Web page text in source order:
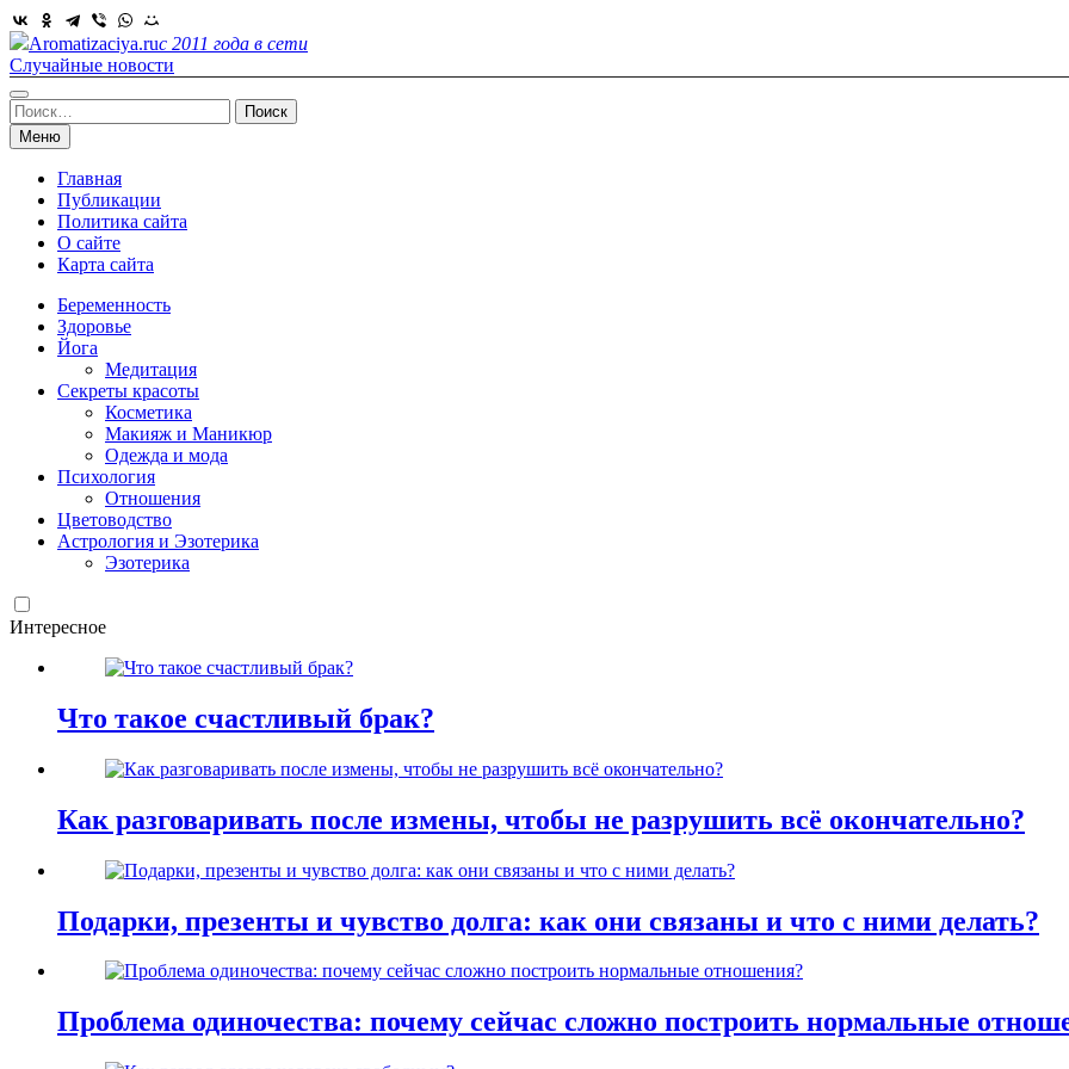
Skip
to
content
Aromatizaciya.ruс 2011 года в сети
Случайные новости
Найти:
Меню
Главная
Публикации
Политика сайта
О сайте
Карта сайта
Беременность
Здоровье
Йога
Медитация
Секреты красоты
Косметика
Макияж и Маникюр
Одежда и мода
Психология
Отношения
Цветоводство
Астрология и Эзотерика
Эзотерика
Интересное
Что такое счастливый брак?
Как разговаривать после измены, чтобы не разрушить всё окончательно?
Подарки, презенты и чувство долга: как они связаны и что с ними делать?
Проблема одиночества: почему сейчас сложно построить нормальные